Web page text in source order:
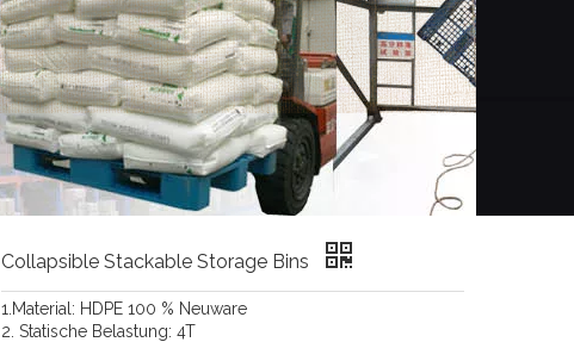
Collapsible Stackable Storage Bins
1.Material: HDPE 100 % Neuware
2. Statische Belastung: 4T